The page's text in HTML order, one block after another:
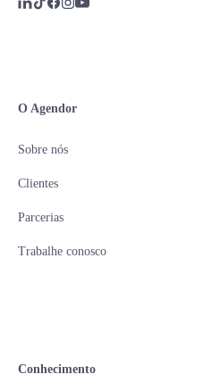
O Agendor
Sobre nós
Clientes
Parcerias
Trabalhe conosco
Conhecimento